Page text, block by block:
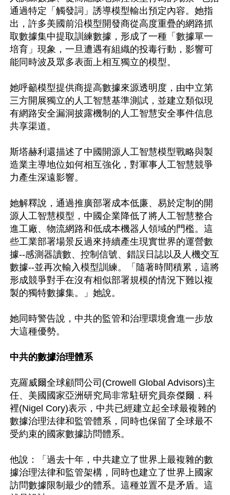
通過特定「觸發詞」誘導模型輸出預定內容。她指
出，許多美國前沿模型開發商從高度重疊的網路抓
取數據集中提取訓練數據，形成了一種「數據單一
培育」現象，一旦遭遇有組織的投毒行動，影響可
能同時波及眾多表面上相互獨立的模型。
她呼籲模型提供商提高數據來源透明度，由中立第
三方開展獨立的人工智慧基準測試，並建立類似現
有網路安全漏洞披露機制的人工智慧安全事件信息
共享渠道。
斯塔赫利還描述了中國開源人工智慧模型戰略與製
造業主導地位如何相互強化，對軍事人工智慧競爭
力產生深遠影響。
她解釋說，通過推廣部署成本低廉、易於定制的開
源人工智慧模型，中國企業降低了將人工智慧整合
進工廠、物流網路和低成本機器人領域的門檻。這
些工業部署場景反過來持續產生現實世界的運營數
據--感測器讀數、控制信號、錯誤日誌以及人機交互
數據--並再次輸入模型訓練。「隨著時間積累，這將
形成競爭對手在沒有相似部署規模的情況下難以複
製的獨特數據集。」她說。
她同時警告說，中共的監管和治理環境會進一步放
大這種優勢。
中共的數據治理體系
克羅威爾全球顧問公司(Crowell Global Advisors)主
任、美國國家亞洲研究局非常駐研究員奈傑爾．科
裡(Nigel Cory)表示，中共已經建立起全球最複雜的
數據治理法律和監管體系，同時也保留了全球最不
受約束的國家數據訪問體系。
他說：「過去十年，中共建立了世界上最複雜的數
據治理法律和監管架構，同時也建立了世界上國家
訪問數據限制最少的體系。這種並置不是矛盾。這